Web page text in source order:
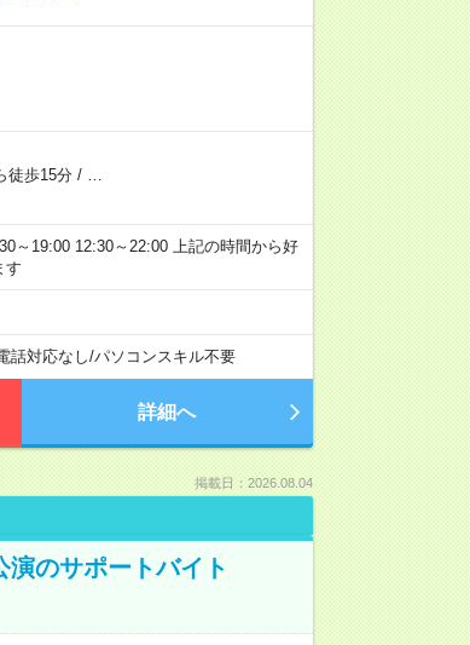
徒歩15分/
～19:00 12:30～22:00 上記の時間から好
す
話対応なし/パソコンスキル不要
詳細へ
掲載日：2026.08.04
のサポートバイト